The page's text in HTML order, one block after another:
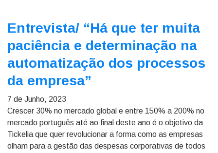
Entrevista/ “Há que ter muita
paciência e determinação na
automatização dos processos
da empresa”
7 de Junho, 2023
Crescer 30% no mercado global e entre 150% a 200% no
mercado português até ao final deste ano é o objetivo da
Tickelia que quer revolucionar a forma como as empresas
olham para a gestão das despesas corporativas de todos